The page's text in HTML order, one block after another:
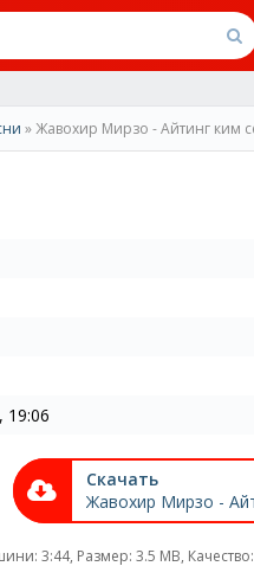
» Жавохир Мирзо - Айтинг ким
19:06
Скачать
3:44, Размер: 3.5 MB,